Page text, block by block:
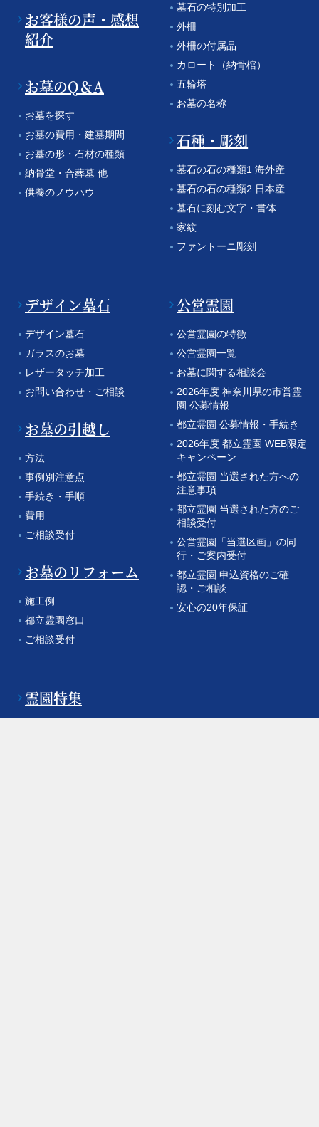
お客様の声・感想
紹介
お墓のQ＆A
お墓を探す
お墓の費用・建墓期間
お墓の形・石材の種類
納骨堂・合葬墓 他
供養のノウハウ
墓石の特別加工
外柵
外柵の付属品
カロート（納骨棺）
五輪塔
お墓の名称
石種・彫刻
墓石の石の種類1 海外産
墓石の石の種類2 日本産
墓石に刻む文字・書体
家紋
ファントーニ彫刻
デザイン墓石
デザイン墓石
ガラスのお墓
レザータッチ加工
お問い合わせ・ご相談
お墓の引越し
方法
事例別注意点
手続き・手順
費用
ご相談受付
お墓のリフォーム
施工例
都立霊園窓口
ご相談受付
公営霊園
公営霊園の特徴
公営霊園一覧
お墓に関する相談会
2026年度 神奈川県の市営霊
園 公募情報
都立霊園 公募情報・手続き
2026年度 都立霊園 WEB限定
キャンペーン
都立霊園 当選された方への
注意事項
都立霊園 当選された方のご
相談受付
公営霊園「当選区画」の同
行・ご案内受付
都立霊園 申込資格のご確
認・ご相談
安心の20年保証
霊園特集